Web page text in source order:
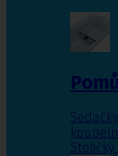
Stoličky